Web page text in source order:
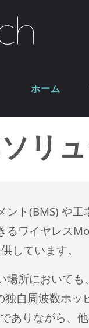
ホーム
リ
ント(BMS) や工
ワイヤレス
しています。
場所においても
自周波数ホッ
ありながら、